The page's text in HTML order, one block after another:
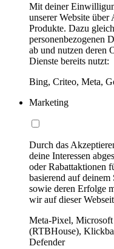
Mit deiner
unserer Website
Produkte. Dazu
personenbezogenen
ab und nutzen deren
Dienste bereits nutzt:
Bing, Criteo, Meta,
Marketing
Durch das
deine Interessen
oder Rabattaktionen
basierend auf
sowie deren Erfolge
wir auf dieser
Meta-Pixel,
(RTBHouse),
Defender